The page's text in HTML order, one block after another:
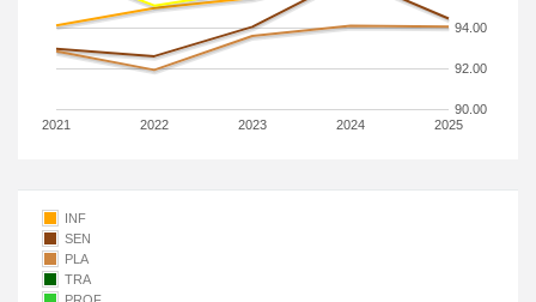
2021 2022 2023 2024 2025
90.00
92.00
94.00
INF
SEN
PLA
TRA